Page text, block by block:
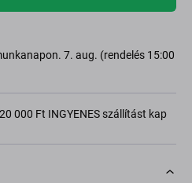
7. aug. (rendelés 15:00
000 Ft INGYENES szállítást kap